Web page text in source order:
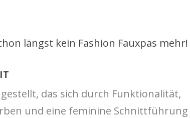
das sich durch Funktionalität,
und eine feminine Schnittführung